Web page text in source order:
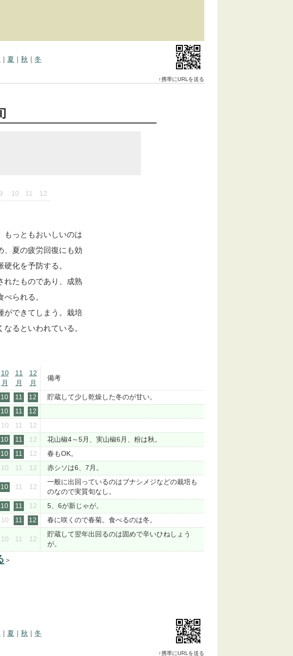
↑携帯にURLを送る
夏 秋
冬
9 10 11 12
もっともおいしいのは
、夏の疲労回復にも効
化を予防する。
れたものであり、成熟
られる。
ができてしまう。栽培
るといわれている。
10
月
11
月
12
月
備考
10 11 12
貯蔵して少し乾燥した冬のが甘い。
10 11
12
10 11
12
10 11 12
花山椒4～5月、実山椒6月、粉は秋。
10 11 12
春もOK。
10 11 12 赤シソは6、7月。
10 11 12
一般に出回っているのはブナシメジなどの栽培も
のなので実質旬なし。
10 11 12
5、6が新じゃが。
10 11 12 春に咲くので春菊。食べるのは冬。
10 11 12
貯蔵して翌年出回るのは固めで辛いひねしょう
が。
＞
↑携帯にURLを送る
夏 秋
冬